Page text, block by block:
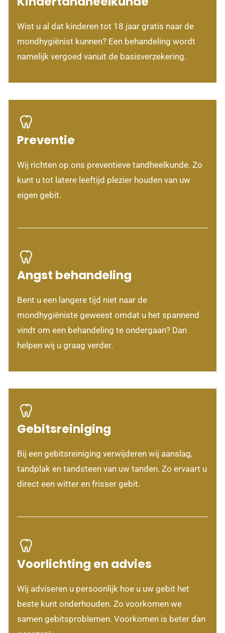
Wist u al dat kinderen tot 18 jaar gratis naar de
mondhygiënist kunnen? Een behandeling wordt
namelijk vergoed vanuit de basisverzekering.
Preventie
Wij richten op ons preventieve tandheelkunde. Zo
kunt u tot latere leeftijd plezier houden van uw
eigen gebit.
Angst behandeling
Bent u een langere tijd niet naar de
mondhygiëniste geweest omdat u het spannend
vindt om een behandeling te ondergaan? Dan
helpen wij u graag verder.
Gebitsreiniging
Bij een gebitsreiniging verwijderen wij aanslag,
tandplak en tandsteen van uw tanden. Zo ervaart u
direct een witter en frisser gebit.
Voorlichting en advies
Wij adviseren u persoonlijk hoe u uw gebit het
beste kunt onderhouden. Zo voorkomen we
samen gebitsproblemen. Voorkomen is beter dan